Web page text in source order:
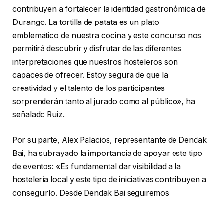
contribuyen a fortalecer la identidad gastronómica de
Durango. La tortilla de patata es un plato
emblemático de nuestra cocina y este concurso nos
permitirá descubrir y disfrutar de las diferentes
interpretaciones que nuestros hosteleros son
capaces de ofrecer. Estoy segura de que la
creatividad y el talento de los participantes
sorprenderán tanto al jurado como al público», ha
señalado Ruiz.
Por su parte, Alex Palacios, representante de Dendak
Bai, ha subrayado la importancia de apoyar este tipo
de eventos: «Es fundamental dar visibilidad a la
hostelería local y este tipo de iniciativas contribuyen a
conseguirlo. Desde Dendak Bai seguiremos